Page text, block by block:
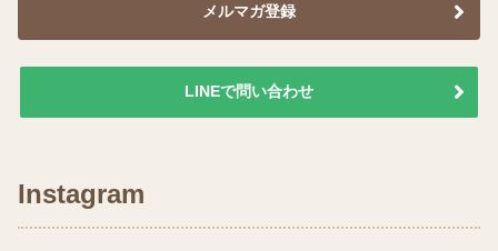
メルマガ登録
LINEで問い合わせ
Instagram